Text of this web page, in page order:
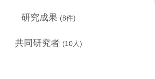
研究成果 (8件)
共同研究者 (10人)